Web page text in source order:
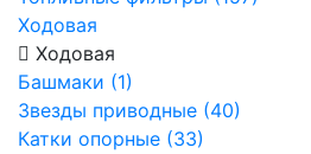
Ходовая
Ходовая
Башмаки (1)
Звезды приводные (40)
Катки опорные (33)